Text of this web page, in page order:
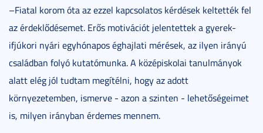
–Fiatal korom óta az ezzel kapcsolatos kérdések keltették fel
az érdeklődésemet. Erős motivációt jelentettek a gyerek-
ifjúkori nyári egyhónapos éghajlati mérések, az ilyen irányú
családban folyó kutatómunka. A középiskolai tanulmányok
alatt elég jól tudtam megítélni, hogy az adott
környezetemben, ismerve - azon a szinten - lehetőségeimet
is, milyen irányban érdemes mennem.